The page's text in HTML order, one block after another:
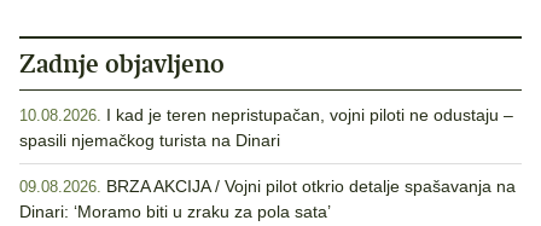
Zadnje objavljeno
10.08.2026. I kad je teren nepristupačan, vojni piloti ne odustaju –
spasili njemačkog turista na Dinari
09.08.2026. BRZA AKCIJA / Vojni pilot otkrio detalje spašavanja na
Dinari: ‘Moramo biti u zraku za pola sata’